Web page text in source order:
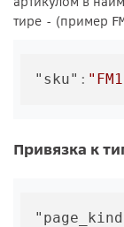
тире - (пример
"sku" :
Привязка к